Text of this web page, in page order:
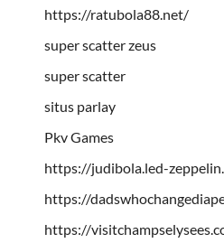
https://ratubola88.net/
super scatter zeus
super scatter
situs parlay
Pkv Games
https://judibola.led-
https://
https://